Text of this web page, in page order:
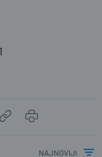
najnoviji